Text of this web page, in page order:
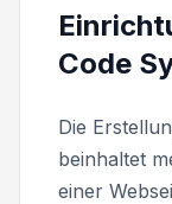
Code
Die
beinhaltet
einer